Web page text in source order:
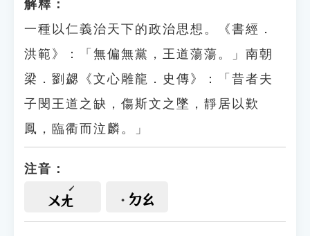
解釋：
一種以仁義治天下的政治思想。《書經．
洪範》：「無偏無黨，王道蕩蕩。」南朝
梁．劉勰《文心雕龍．史傳》：「昔者夫
子閔王道之缺，傷斯文之墜，靜居以歎
鳳，臨衢而泣麟。」
注音：
ㄨㄤ ㄉㄠ